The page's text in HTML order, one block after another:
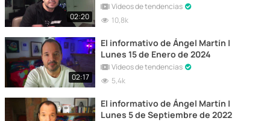
02:20
Vídeos de tendencias
10,8k
02:17
El informativo de Ángel Martín |
Lunes 15 de Enero de 2024
Vídeos de tendencias
5,4k
El informativo de Ángel Martín |
Lunes 5 de Septiembre de 2022